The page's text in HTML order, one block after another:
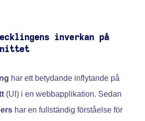
inverkan på
har ett betydande inflytande på
(UI) i en webbapplikation. Sedan
har en fullständig förståelse för